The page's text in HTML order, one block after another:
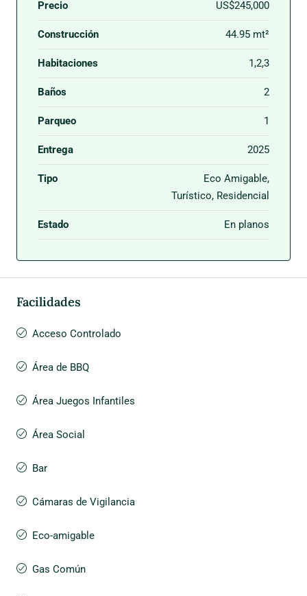
Precio US$245,000
Construcción 44.95 mt²
Habitaciones 1,2,3
Baños 2
Parqueo 1
Entrega 2025
Tipo
Eco Amigable,
Turístico, Residencial
Estado En planos
Facilidades
Acceso Controlado
Área de BBQ
Área Juegos Infantiles
Área Social
Bar
Cámaras de Vigilancia
Eco-amigable
Gas Común